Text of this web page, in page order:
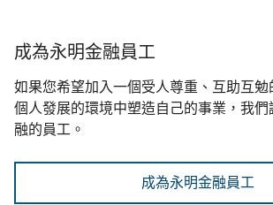
成為永明金融員工
如果您希望加入一個受人尊重、互助互勉
個人發展的環境中塑造自己的事業，我
融的員工。
成為永明金融員工